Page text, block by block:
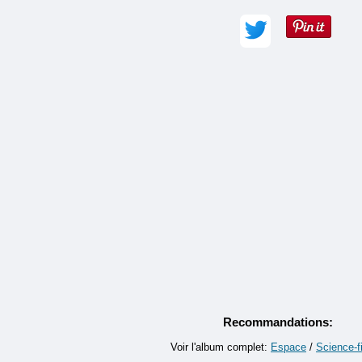
Recommandations:
Voir l'album complet: Espace / Science-